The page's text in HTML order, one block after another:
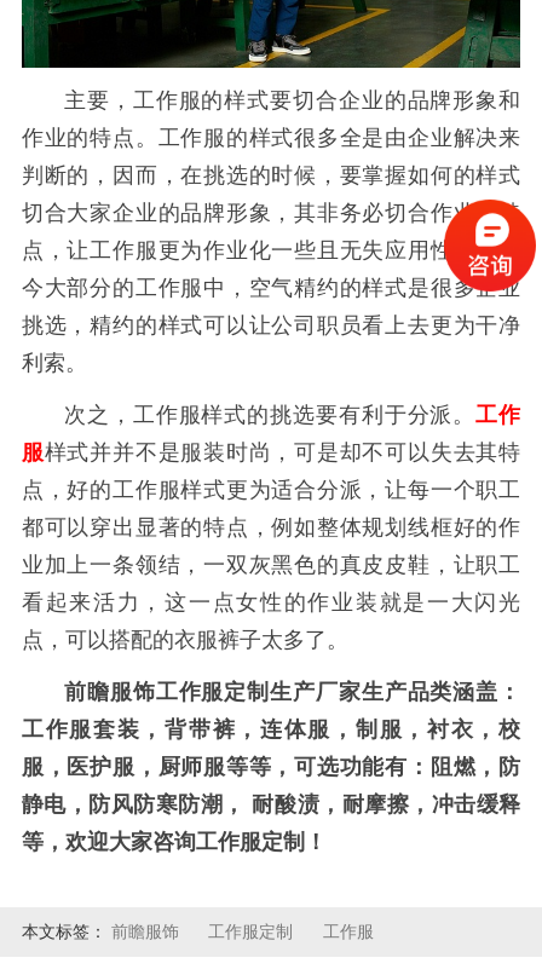
主要， 工作服的样式要切合企业的品牌形象和
作业的特点。 工作服 的样式很多全是由企业解决来
判断的，因而，在挑选的时候，要掌握如何的样式
切合大家企业的品牌形象，其非务必切合作业的特
点，让工作服 更为作业化一些且无失应用性。在如
今大部分的工作服 中，空气精约的样式是很多企业
挑选，精约的样式可以让公司职员看上去更为干净
利索。
次之，工作服样式的挑选要有利于分派。工作
服样式并并不是服装时尚，可是却不可以失去其特
点，好的工作服样式更为适合分派，让每一个职工
都可以穿出显著的特点，例如整体规划线框好的作
业加上一条领结，一双灰黑色的真皮皮鞋，让职工
看起来活力，这一点女性的作业装就是一大闪光
点，可以搭配的衣服裤子太多了。
前瞻服饰工作服定制生产厂家生产品类涵盖：
工作服套装，背带裤，连体服，制服，衬衣，校
服，医护服，厨师服等等，可选功能有： 阻燃，防
静电，防风防寒防潮， 耐酸渍，耐摩擦， 冲击缓释
等，欢迎大家咨询工作服定制！
本文标签： 前瞻服饰 工作服定制 工作服